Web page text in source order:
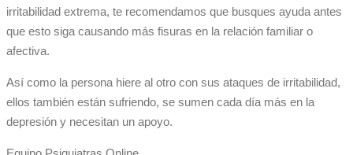
irritabilidad extrema, te recomendamos que busques ayuda antes
que esto siga causando más fisuras en la relación familiar o
afectiva.
Así como la persona hiere al otro con sus ataques de irritabilidad,
ellos también están sufriendo, se sumen cada día más en la
depresión y necesitan un apoyo.